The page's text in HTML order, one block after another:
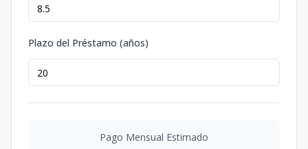
Plazo del Préstamo (años)
Pago Mensual Estimado